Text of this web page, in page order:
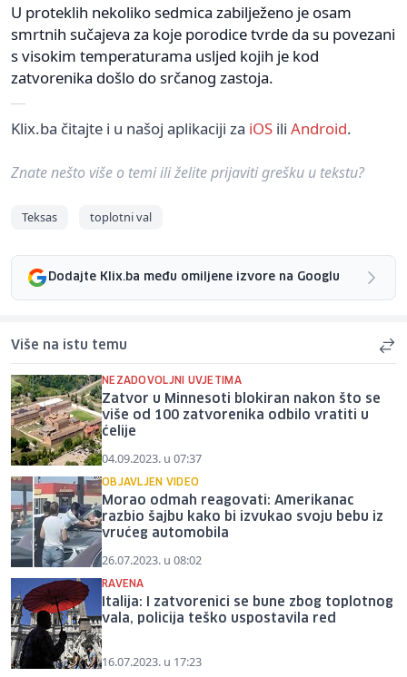
U proteklih nekoliko sedmica zabilježeno je osam
smrtnih sučajeva za koje porodice tvrde da su povezani
s visokim temperaturama usljed kojih je kod
zatvorenika došlo do srčanog zastoja.
Klix.ba čitajte i u našoj aplikaciji za iOS ili Android.
Znate nešto više o temi ili želite prijaviti grešku u tekstu?
Teksas toplotni val
Dodajte Klix.ba među omiljene izvore na Googlu
Više na istu temu
NEZADOVOLJNI UVJETIMA
Zatvor u Minnesoti blokiran nakon što se
više od 100 zatvorenika odbilo vratiti u
ćelije
04.09.2023. u 07:37
OBJAVLJEN VIDEO
Morao odmah reagovati: Amerikanac
razbio šajbu kako bi izvukao svoju bebu iz
vrućeg automobila
26.07.2023. u 08:02
RAVENA
Italija: I zatvorenici se bune zbog toplotnog
vala, policija teško uspostavila red
16.07.2023. u 17:23